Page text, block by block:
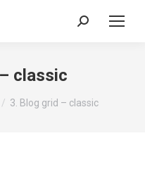
Recherche
classic
3. Blog grid – classic